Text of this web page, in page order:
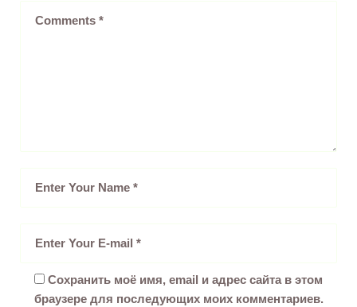
Сохранить моё имя, email и адрес сайта в этом
браузере для последующих моих комментариев.